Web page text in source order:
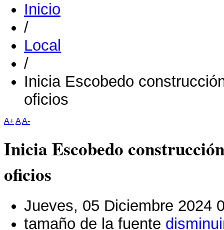
Inicio
/
Local
/
Inicia Escobedo
oficios
A+AA-
Inicia Escobedo
oficios
Jueves, 05 Diciembre 2024
tamaño de la fuente